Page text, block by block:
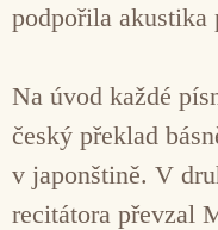
podpořila akustika
Na úvod každé
český překlad
v japonštině. V
recitátora převzal